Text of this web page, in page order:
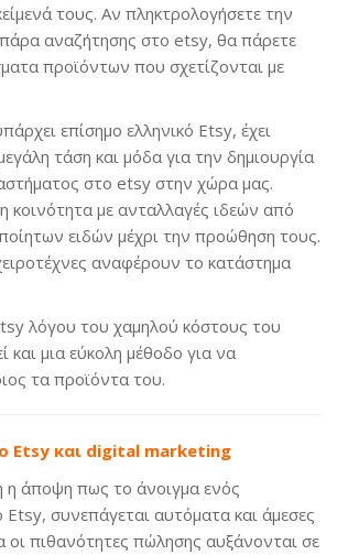
τους. Αν πληκτρολογήσετε την
αναζήτησης στο etsy, θα πάρετε
προϊόντων που σχετίζονται με
επίσημο ελληνικό Εtsy, έχει
τάση και μόδα για την δημιουργία
στο etsy στην χώρα μας.
κοινότητα με ανταλλαγές ιδεών από
ειδών μέχρι την προώθηση τους.
αναφέρουν το κατάστημα
λόγου του χαμηλού κόστους του
και μια εύκολη μέθοδο για να
τα προϊόντα του.
Εtsy και digital marketing
η άποψη πως το άνοιγμα ενός
συνεπάγεται αυτόματα και άμεσες
οι πιθανότητες πώλησης αυξάνονται σε